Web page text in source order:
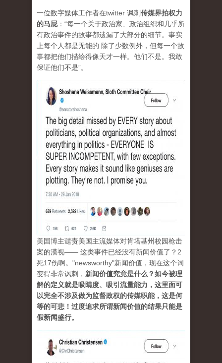
一位数字媒体工作者在twitter 讽刺传媒界拍权力
的马屁：“每一个关于政治家、政治组织和几乎所
有政治事件的故事都遗漏了大部分的细节。事实
上每个人都是无能的 除了少数例外，但每一个故
事都把他们描绘得像天才一样。他们不是。我敢
保证他们不是”。
美国博主谴责美国主流媒体对肯塔基州校园枪击
案的漠视—— 这类事件已经没有新闻价值了？2
死17伤啊。"newsworthy"新闻价值，现在这个词
变得非常讽刺， 新闻价值究竟是什么？如今被理
解的定义就是吸睛度、吸引流量能力，这里面可
以完全不涉及做为监督政权的传媒职能，这是何
等的可悲！过度追求所谓新闻价值的结果只能是
假新闻盛行。